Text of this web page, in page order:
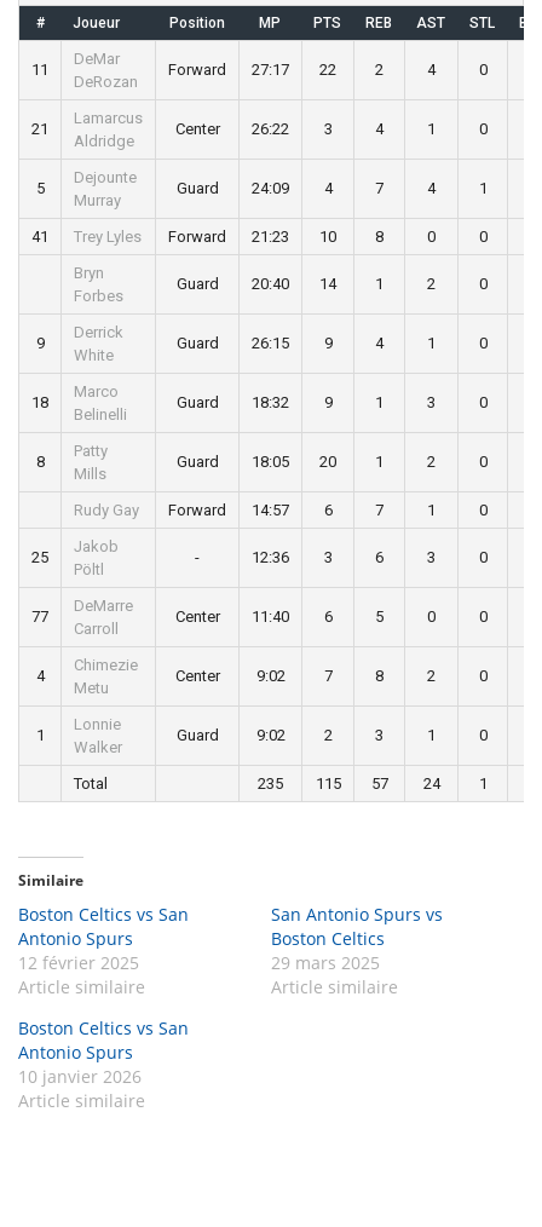
# Joueur Position MP PTS REB AST STL BLK
11
DeMar
DeRozan
Forward 27:17 22 2 4 0
21
Lamarcus
Aldridge
Center 26:22 3 4 1 0
5
Dejounte
Murray
Guard 24:09 4 7 4 1
41 Trey Lyles Forward 21:23 10 8 0 0
Bryn
Forbes
Guard 20:40 14 1 2 0
9
Derrick
White
Guard 26:15 9 4 1 0
18
Marco
Belinelli
Guard 18:32 9 1 3 0
8
Patty
Mills
Guard 18:05 20 1 2 0
Rudy Gay Forward 14:57 6 7 1 0
25
Jakob
Pöltl
- 12:36 3 6 3 0
77
DeMarre
Carroll
Center 11:40 6 5 0 0
4
Chimezie
Metu
Center 9:02 7 8 2 0
1
Lonnie
Walker
Guard 9:02 2 3 1 0
Total 235 115 57 24 1
Similaire
Boston Celtics vs San
Antonio Spurs
12 février 2025
Article similaire
San Antonio Spurs vs
Boston Celtics
29 mars 2025
Article similaire
Boston Celtics vs San
Antonio Spurs
10 janvier 2026
Article similaire